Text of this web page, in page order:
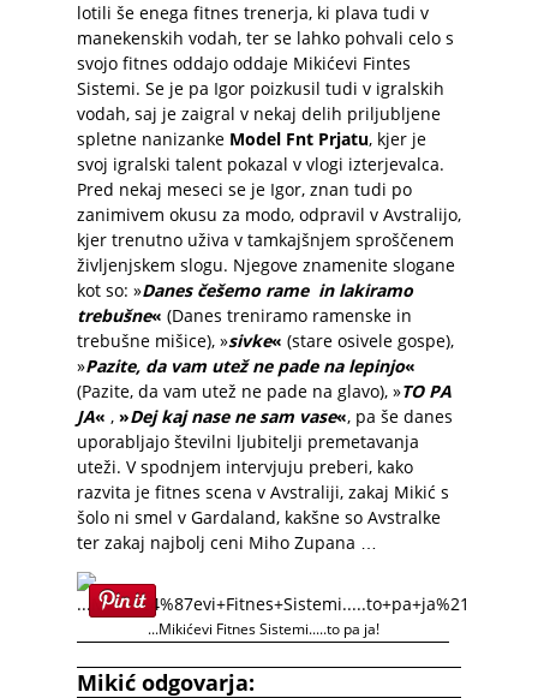
lotili še enega fitnes trenerja, ki plava tudi v
manekenskih vodah, ter se lahko pohvali celo s
svojo fitnes oddajo oddaje Mikićevi Fintes
Sistemi. Se je pa Igor poizkusil tudi v igralskih
vodah, saj je zaigral v nekaj delih priljubljene
spletne nanizanke Model Fnt Prjatu, kjer je
svoj igralski talent pokazal v vlogi izterjevalca.
Pred nekaj meseci se je Igor, znan tudi po
zanimivem okusu za modo, odpravil v Avstralijo,
kjer trenutno uživa v tamkajšnjem sproščenem
življenjskem slogu. Njegove znamenite slogane
kot so: »Danes češemo rame in lakiramo
trebušne« (Danes treniramo ramenske in
trebušne mišice), »sivke« (stare osivele gospe),
»Pazite, da vam utež ne pade na lepinjo«
(Pazite, da vam utež ne pade na glavo), »TO PA
JA« , »Dej kaj nase ne sam vase«, pa še danes
uporabljajo številni ljubitelji premetavanja
uteži. V spodnjem intervjuju preberi, kako
razvita je fitnes scena v Avstraliji, zakaj Mikić s
šolo ni smel v Gardaland, kakšne so Avstralke
ter zakaj najbolj ceni Miho Zupana …
...Mikićevi Fitnes Sistemi.....to pa ja!
Mikić odgovarja: